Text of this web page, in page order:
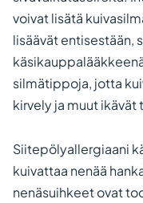
voivat lisätä
lisäävät entisestään,
silmätippoja, jotta
kirvely ja muut
Siitepölyallergiaani
kuivattaa nenää
nenäsuihkeet ovat